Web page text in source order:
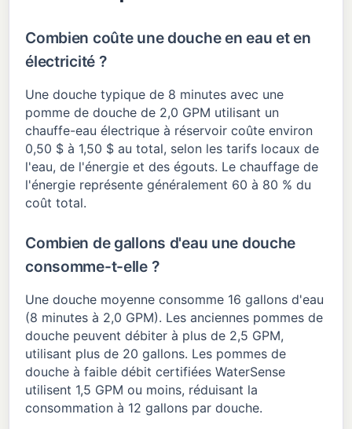
Combien coûte une douche en eau et en
électricité ?
Une douche typique de 8 minutes avec une
pomme de douche de 2,0 GPM utilisant un
chauffe-eau électrique à réservoir coûte environ
0,50 $ à 1,50 $ au total, selon les tarifs locaux de
l'eau, de l'énergie et des égouts. Le chauffage de
l'énergie représente généralement 60 à 80 % du
coût total.
Combien de gallons d'eau une douche
consomme-t-elle ?
Une douche moyenne consomme 16 gallons d'eau
(8 minutes à 2,0 GPM). Les anciennes pommes de
douche peuvent débiter à plus de 2,5 GPM,
utilisant plus de 20 gallons. Les pommes de
douche à faible débit certifiées WaterSense
utilisent 1,5 GPM ou moins, réduisant la
consommation à 12 gallons par douche.